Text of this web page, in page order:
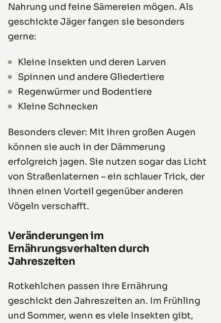
Nahrung und feine Sämereien mögen. Als
geschickte Jäger fangen sie besonders
gerne:
Kleine Insekten und deren Larven
Spinnen und andere Gliedertiere
Regenwürmer und Bodentiere
Kleine Schnecken
Besonders clever: Mit ihren großen Augen
können sie auch in der Dämmerung
erfolgreich jagen. Sie nutzen sogar das Licht
von Straßenlaternen – ein schlauer Trick, der
ihnen einen Vorteil gegenüber anderen
Vögeln verschafft.
Veränderungen im
Ernährungsverhalten durch
Jahreszeiten
Rotkehlchen passen ihre Ernährung
geschickt den Jahreszeiten an. Im Frühling
und Sommer, wenn es viele Insekten gibt,